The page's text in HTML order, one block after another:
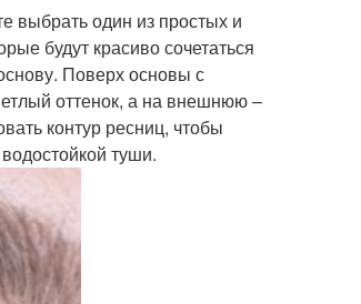
выбрать один из простых и
будут красиво сочетаться
Поверх основы с
оттенок, а на внешнюю –
контур ресниц, чтобы
туши.